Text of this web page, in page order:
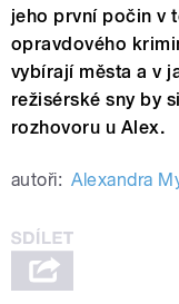
jeho první počin v
opravdového
vybírají města a v
režisérské sny by
rozhovoru u Alex.
autoři: Alexandra